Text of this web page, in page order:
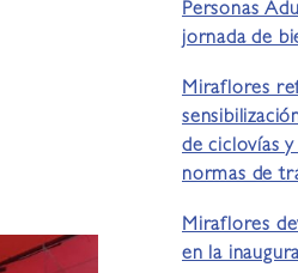
Personas
jornada de
Miraflores
de ciclovías
normas de
Miraflores
en la